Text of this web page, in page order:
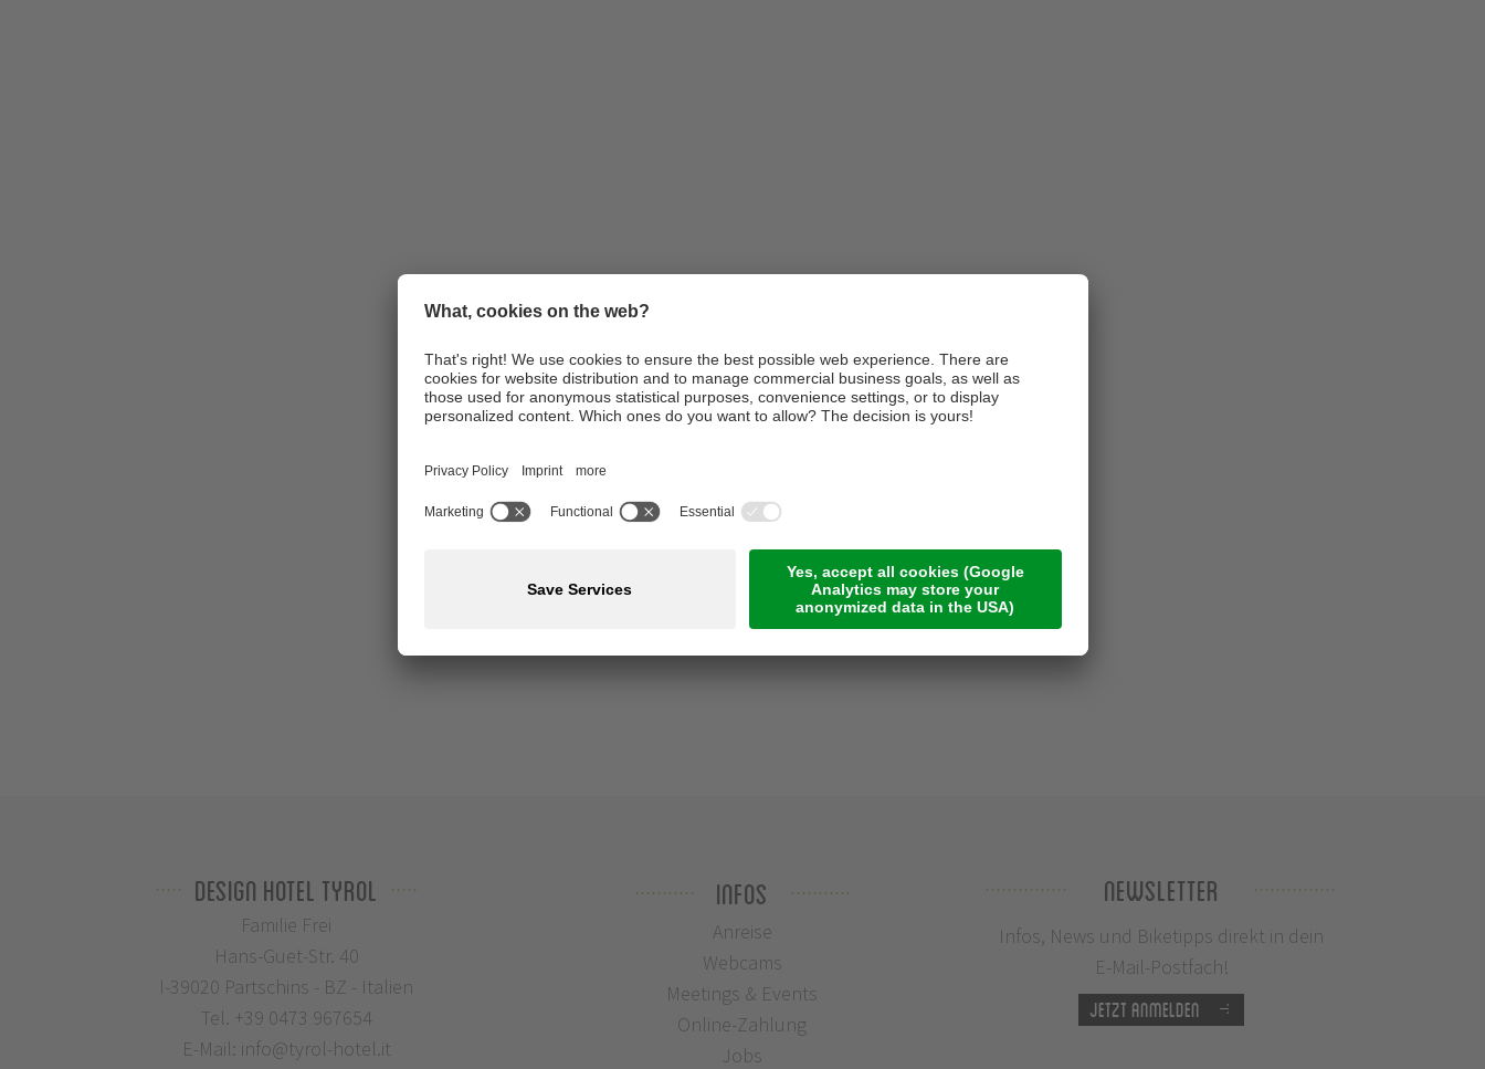
Design Hotel Tyrol
Familie Frei
Hans-Guet-Str. 40
I-39020 Partschins - BZ - Italien
Tel. +39 0473 967654
E-Mail: info@tyrol-hotel.it
Infos
Anreise
Webcams
Meetings & Events
Online-Zahlung
Jobs
Newsletter
Infos, News und Biketipps direkt in dein
E-Mail-Postfach!
Jetzt anmelden